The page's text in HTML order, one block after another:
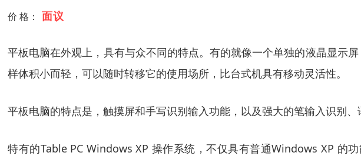
价 格： 面议
平板电脑在外观上，具有与众不同的特点。有的就像一个单独的液晶显示
样体积小而轻，可以随时转移它的使用场所，比台式机具有移动灵活性。
平板电脑的特点是，触摸屏和手写识别输入功能，以及强大的笔输入识别、
特有的Table PC Windows XP 操作系统，不仅具有普通Windows XP 的